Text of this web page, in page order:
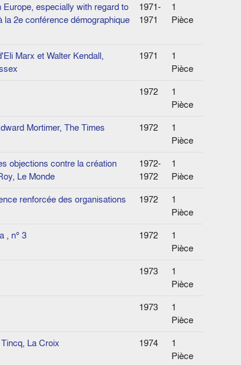
especially with regard to
2e conférence démographique
1971-
1971
1
Pièce
Marx et Walter Kendall,
1971
1
Pièce
1972
1
Pièce
Mortimer, The Times 1972
1
Pièce
objections contre la création
Le Monde
1972-
1972
1
Pièce
renforcée des organisations
1972
1
Pièce
, n° 3 1972
1
Pièce
1973
1
Pièce
1973
1
Pièce
La Croix 1974
1
Pièce